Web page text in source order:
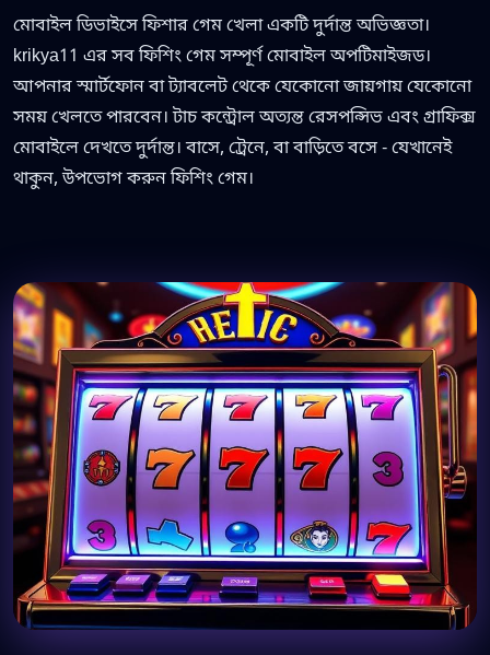
মোবাইল ডিভাইসে ফিশার গেম খেলা একটি দুর্দান্ত অভিজ্ঞতা।
krikya11 এর সব ফিশিং গেম সম্পূর্ণ মোবাইল অপটিমাইজড।
আপনার স্মার্টফোন বা ট্যাবলেট থেকে যেকোনো জায়গায় যেকোনো
সময় খেলতে পারবেন। টাচ কন্ট্রোল অত্যন্ত রেসপন্সিভ এবং গ্রাফিক্স
মোবাইলে দেখতে দুর্দান্ত। বাসে, ট্রেনে, বা বাড়িতে বসে - যেখানেই
থাকুন, উপভোগ করুন ফিশিং গেম।